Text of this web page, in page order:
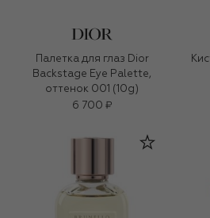
Палетка для глаз Dior
Backstage Eye Palette,
оттенок 001 (10g)
6 700 ₽